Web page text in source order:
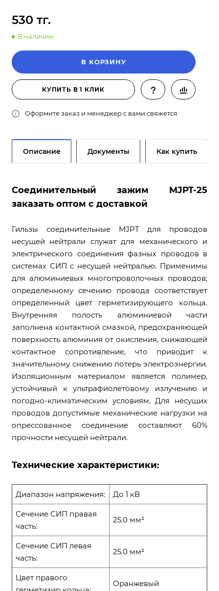
530 тг.
В наличии
В КОРЗИНУ
КУПИТЬ В 1 КЛИК
Оформите заказ и менеджер с вами свяжется
Описание Документы Как купить
Соединительный зажим MJPT-25
заказать оптом с доставкой
Гильзы соединительные MJPT для проводов
несущей нейтрали служат для механического и
электрического соединения фазных проводов в
системах СИП с несущей нейтралью. Применимы
для алюминиевых многопроволочных проводов;
определенному сечению провода соответствует
определенный цвет герметизирующего кольца.
Внутренняя полость алюминиевой части
заполнена контактной смазкой, предохраняющей
поверхность алюминия от окисления, снижающей
контактное сопротивление, что приводит к
значительному снижению потерь электроэнергии.
Изоляционным материалом является полимер,
устойчивый к ультрафиолетовому излучению и
погодно-климатическим условиям. Для несущих
проводов допустимые механические нагрузки на
опрессованное соединение составляют 60%
прочности несущей нейтрали.
Технические характеристики:
Диапазон напряжения: До 1 кВ
Сечение СИП правая
часть:
25.0 мм²
Сечение СИП левая
часть:
25.0 мм²
Цвет правого
Оранжевый